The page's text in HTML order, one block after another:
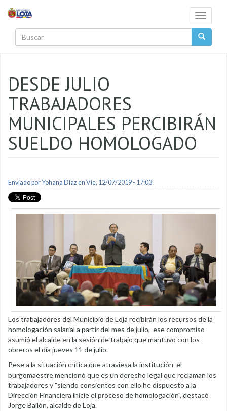
Toggle
DESDE JULIO
TRABAJADORES
MUNICIPALES PERCIBIRÁN
SUELDO HOMOLOGADO
Enviado porYohana Diazen Vie, 12/07/2019 - 17:03
Los trabajadores del Municipio de Loja recibirán los recursos de la
homologación salarial a partir del mes de julio, ese compromiso
asumió el alcalde en la sesión de trabajo que mantuvo con los
obreros el día jueves 11 de julio.
Pese a la situación crítica que atraviesa la institución el
burgomaestre mencionó que es un derecho legal que reclaman los
trabajadores y "siendo consientes con ello he dispuesto a la
Dirección Financiera inicie el proceso de homologación", destacó
Jorge Bailón, alcalde de Loja.